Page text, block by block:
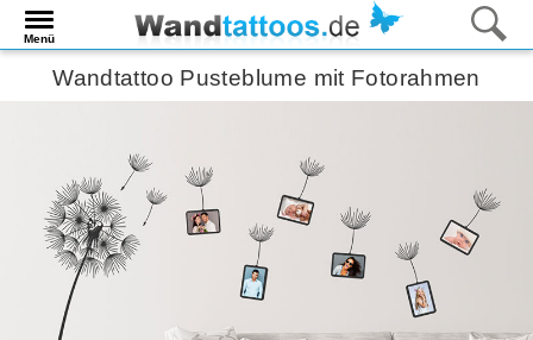
Menü
Wandtattoo Pusteblume mit Fotorahmen